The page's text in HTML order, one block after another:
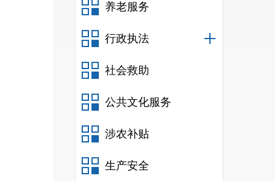
养老服务
行政执法
社会救助
公共文化服务
涉农补贴
生产安全